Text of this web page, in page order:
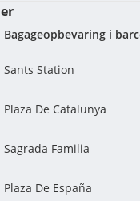
Bagageopbevaring i
Sants Station
Plaza De Catalunya
Sagrada Familia
Plaza De España